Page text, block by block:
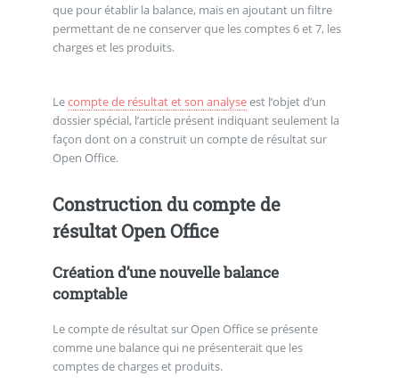
que pour établir la balance, mais en ajoutant un filtre
permettant de ne conserver que les comptes 6 et 7, les
charges et les produits.
Lecompte de résultat et son analyseest l’objet d’un
dossier spécial, l’article présent indiquant seulement la
façon dont on a construit un compte de résultat sur
Open Office.
Construction du compte de
résultat Open Office
Création d’une nouvelle balance
comptable
Le compte de résultat sur Open Office se présente
comme une balance qui ne présenterait que les
comptes de charges et produits.